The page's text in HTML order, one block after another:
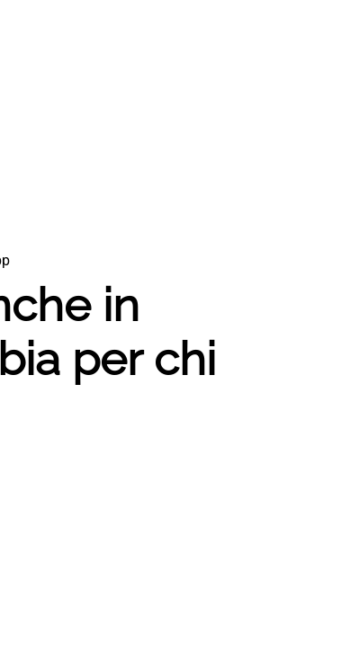
in
per chi